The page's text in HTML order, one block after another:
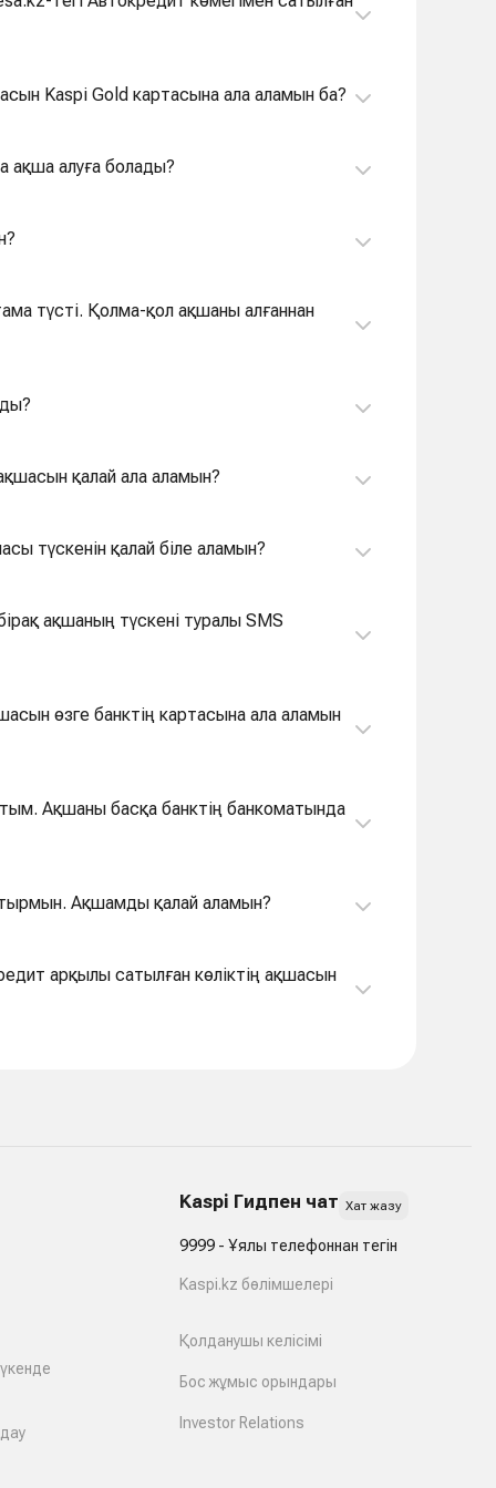
Kaspi Gold картасына ала аламын ба?
ақша алуға болады?
түсті. Қолма-қол ақшаны алғаннан
қалай ала аламын?
түскенін қалай біле аламын?
ақшаның түскені туралы SMS
өзге банктің картасына ала аламын
Ақшаны басқа банктің банкоматында
Ақшамды қалай аламын?
арқылы сатылған көліктің ақшасын
Kaspi Гидпен чат Хат жазу
9999 - Ұялы телефоннан тегін
Kaspi.kz бөлімшелері
Қолданушы келісімі
Бос жұмыс орындары
Investor Relations